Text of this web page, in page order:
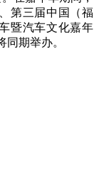
第三届中国（福
暨汽车文化嘉年
同期举办。